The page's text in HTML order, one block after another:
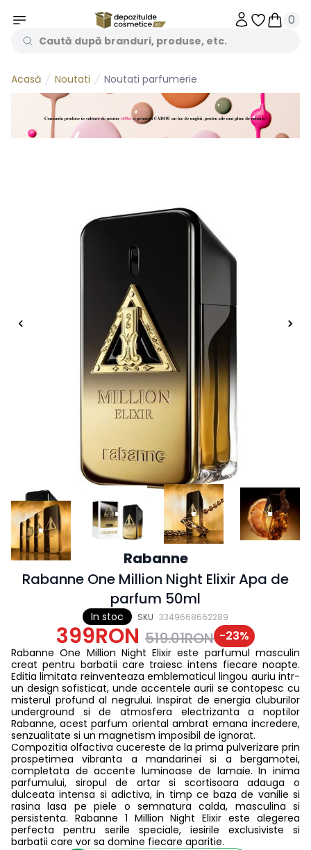
Obiecte
0
Acasă Noutati Noutati parfumerie
In stoc SKU 3349668662289
Rabanne
Rabanne One Million Night Elixir Apa de
parfum 50ml
399RON 519.01RON -23%
Rabanne One Million Night Elixir este parfumul masculin
creat pentru barbatii care traiesc intens fiecare noapte.
Editia limitata reinventeaza emblematicul lingou auriu intr-
un design sofisticat, unde accentele aurii se contopesc cu
misterul profund al negrului. Inspirat de energia cluburilor
underground si de atmosfera electrizanta a noptilor
Rabanne, acest parfum oriental ambrat emana incredere,
senzualitate si un magnetism imposibil de ignorat.
Compozitia olfactiva cucereste de la prima pulverizare prin
prospetimea vibranta a mandarinei si a bergamotei,
completata de accente luminoase de lamaie. In inima
parfumului, siropul de artar si scortisoara adauga o
dulceata intensa si adictiva, in timp ce baza de vanilie si
rasina lasa pe piele o semnatura calda, masculina si
persistenta. Rabanne 1 Million Night Elixir este alegerea
perfecta pentru serile speciale, iesirile exclusiviste si
barbatii care vor sa domine fiecare aparitie.